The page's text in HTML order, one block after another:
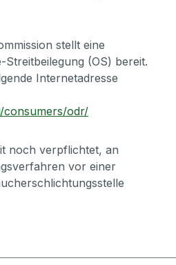
stellt eine
(OS) bereit.
Internetadresse
consumers/odr/
noch verpflichtet, an
vor einer